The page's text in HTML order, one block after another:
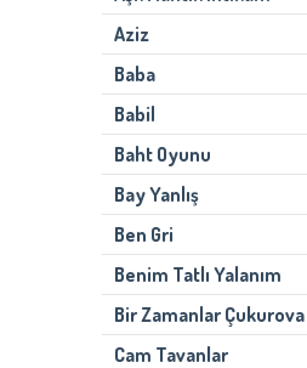
Aziz
Baba
Babil
Baht Oyunu
Bay Yanlış
Ben Gri
Benim Tatlı Yalanım
Bir Zamanlar Çukurova
Cam Tavanlar